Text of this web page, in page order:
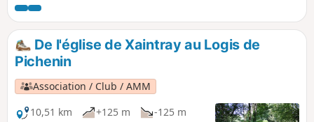
village. Le château de Gorre et des lavoirs complètent le
patrimoine bâti. Les vallons de l'Autize et de la Chancelée
sont des secteurs de nature préservée.
De l'église de Xaintray au Logis de
Pichenin
Association / Club / AMM
10,51 km
+125 m
-125 m